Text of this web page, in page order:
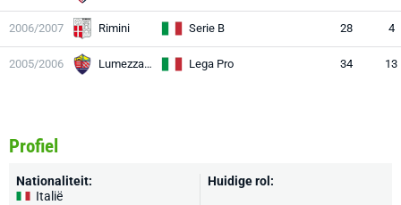
2006/2007 Rimini Serie B 28 4
2005/2006 Lumezzane Lega Pro 34 13
Profiel
Nationaliteit:
Italië
Huidige rol: